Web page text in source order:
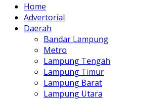
Home
Advertorial
Daerah
Bandar Lampung
Metro
Lampung Tengah
Lampung Timur
Lampung Barat
Lampung Utara